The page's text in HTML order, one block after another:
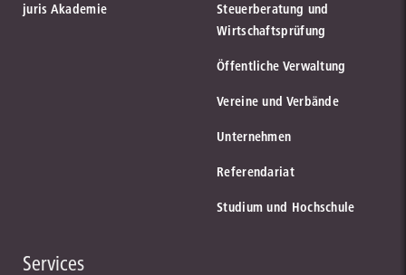
juris Akademie
Steuerberatung und
Wirtschaftsprüfung
Öffentliche Verwaltung
Vereine und Verbände
Unternehmen
Referendariat
Studium und Hochschule
Services